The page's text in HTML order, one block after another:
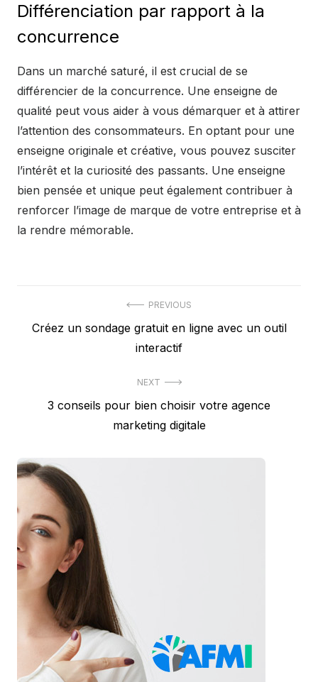
Différenciation par rapport à la
concurrence
Dans un marché saturé, il est crucial de se
différencier de la concurrence. Une enseigne de
qualité peut vous aider à vous démarquer et à attirer
l’attention des consommateurs. En optant pour une
enseigne originale et créative, vous pouvez susciter
l’intérêt et la curiosité des passants. Une enseigne
bien pensée et unique peut également contribuer à
renforcer l’image de marque de votre entreprise et à
la rendre mémorable.
navigation
PREVIOUS
Previous
Créez un sondage gratuit en ligne avec un outil
interactif
NEXT
3 conseils pour bien choisir votre agence
marketing digitale